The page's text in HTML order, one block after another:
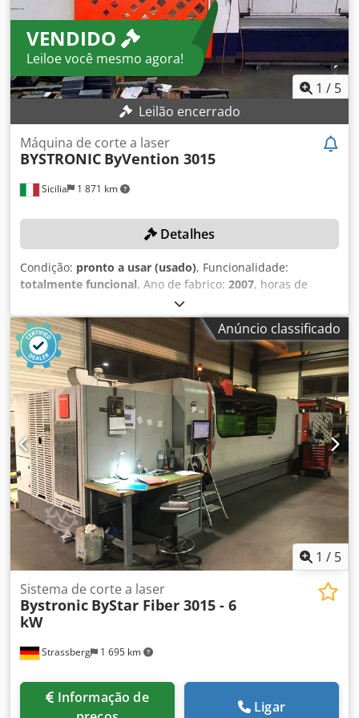
VENDIDO
Leiloe você mesmo agora!
1 / 5
Leilão encerrado
Sicilia 1 871 km
Máquina de corte a laser
BYSTRONIC ByVention 3015
Detalhes
Condição: pronto a usar (usado), Funcionalidade:
totalmente funcional, Ano de fabrico: 2007, horas de
, modelo de controlador:
potência do laser:2 200 W, curso do eixo X:1 562 mm,
curso do eixo Y:772 mm , curso do eixo Z: 100 mm,
DETALHES TÉCNICOS Curso do eixo X: 1.562 mm Curso do
eixo Y: 772 mm Dksdpfxjy D Iklo Aa Rsr Curso do eixo Z: 100
mm Espessura do material ferro: 15 mm Avanços rápidos
X-Y-Z: 100 - 100 m/min Área de trabalho: 1.500 x 3.000 mm
DETALHES DA MÁQUINA Unidade de comando: BySOFT
Fonte do laser: Bylaser 2200 Potência do laser: 2.200 W
Peso: 13.500 kg Horas de funcionamento: 15.000 h
Anúncio classificado
1 / 5
Strassberg 1 695 km
Sistema de corte a laser
Bystronic ByStar Fiber 3015 - 6
kW
Ligar